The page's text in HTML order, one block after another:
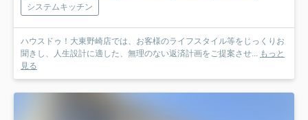
システムキッチン
ハウスドゥ！大東野崎店では、お客様のライフスタイル等をじっくりお
聞きし、人生設計に適した、無理のない返済計画をご提案させ... もっと
見る